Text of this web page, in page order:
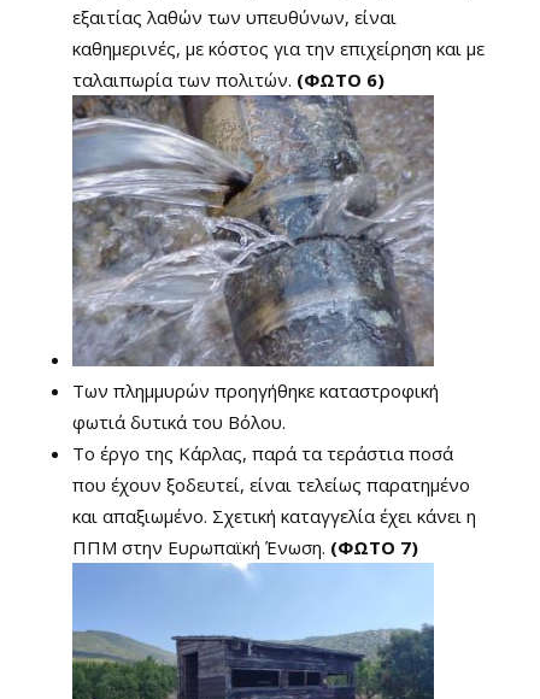
εξαιτίας λαθών των υπευθύνων, είναι
καθημερινές, με κόστος για την επιχείρηση και με
ταλαιπωρία των πολιτών. (ΦΩΤΟ 6)
Των πλημμυρών προηγήθηκε καταστροφική
φωτιά δυτικά του Βόλου.
Το έργο της Κάρλας, παρά τα τεράστια ποσά
που έχουν ξοδευτεί, είναι τελείως παρατημένο
και απαξιωμένο. Σχετική καταγγελία έχει κάνει η
ΠΠΜ στην Ευρωπαϊκή Ένωση. (ΦΩΤΟ 7)